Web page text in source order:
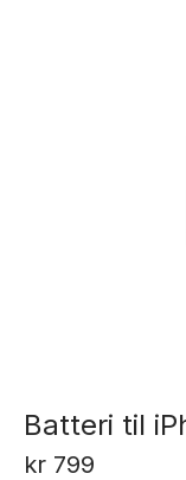
Batteri til
kr 799